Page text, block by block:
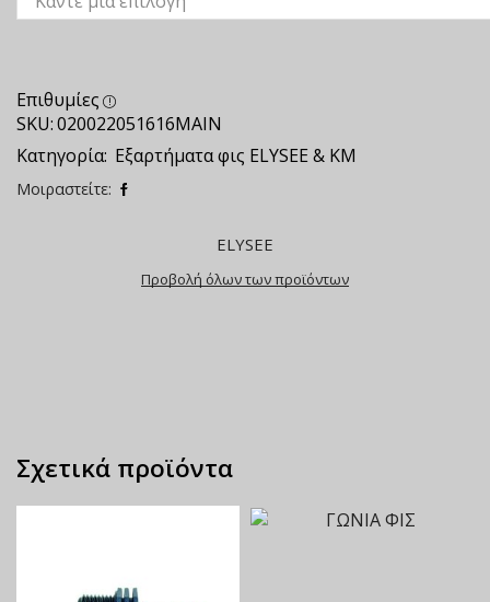
Επιθυμίες
SKU:020022051616ΜΑΙΝ
Κατηγορία: Εξαρτήματα φις ELYSEE & ΚΜ
Μοιραστείτε:
ELYSEE
Προβολή όλων των προϊόντων
Σχετικά προϊόντα